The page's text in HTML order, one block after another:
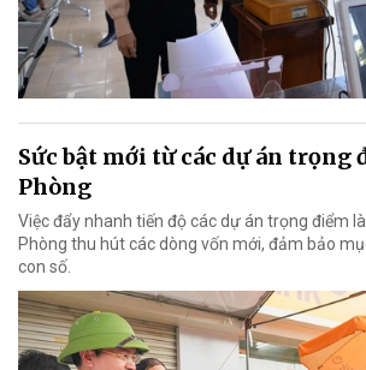
Sức bật mới từ các dự án trọng
Phòng
Việc đẩy nhanh tiến độ các dự án trọng điểm
Phòng thu hút các dòng vốn mới, đảm bảo
con số.